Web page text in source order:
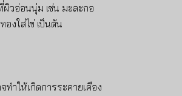
ผิวอ่อนนุ่ม เช่น มะละกอ
งใส่ไข่ เป็นต้น
ำให้เกิดการระคายเคือง